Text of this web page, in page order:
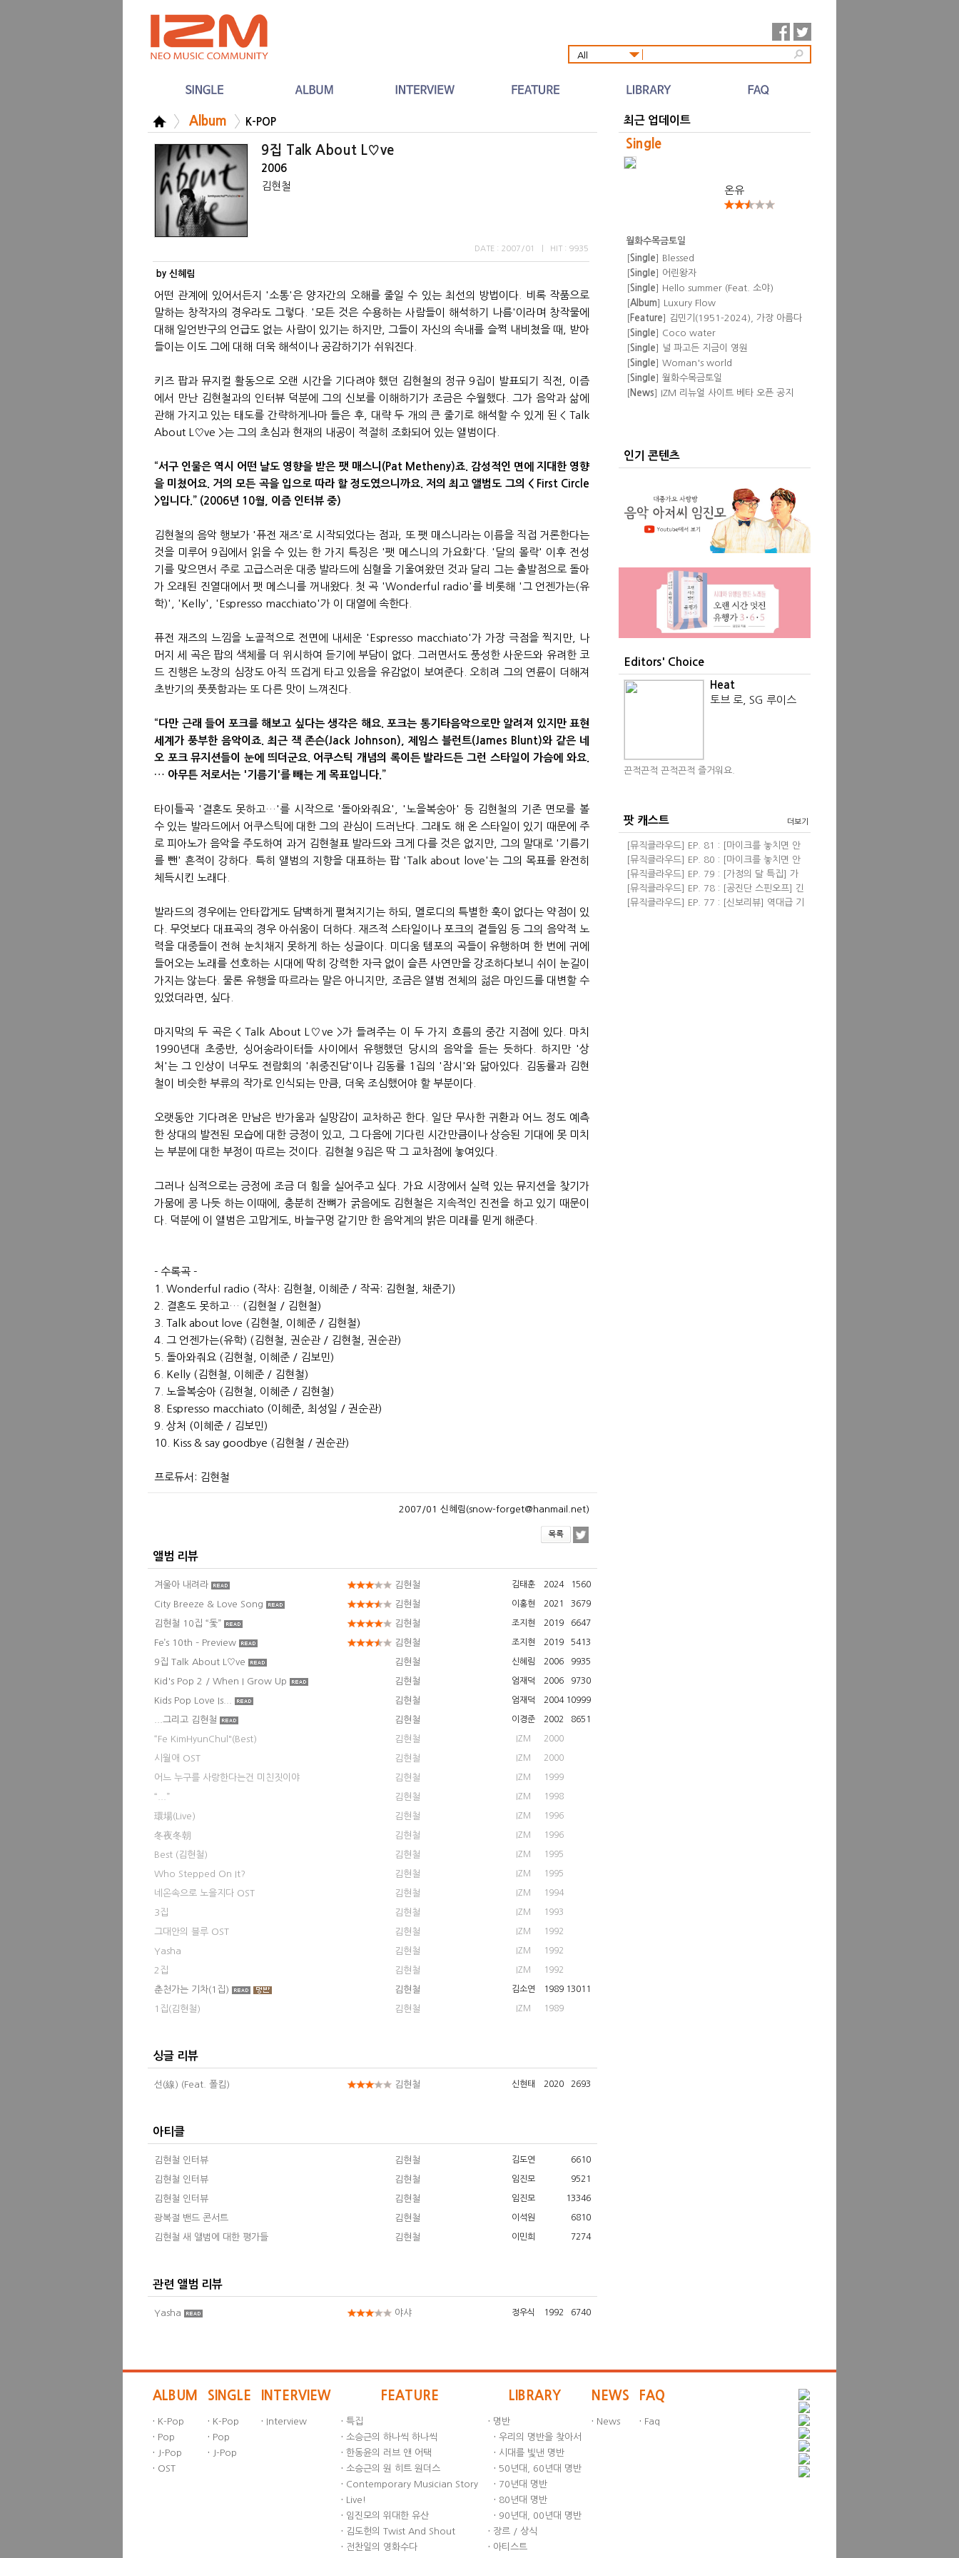
All
Album K-POP
9집 Talk About L♡ve
2006
김현철
DATE : 2007/01 HIT : 9935
by 신혜림
어떤 관계에 있어서든지 '소통'은 양자간의 오해를 줄일 수 있는 최선의 방법이다. 비록 작품으로
말하는 창작자의 경우라도 그렇다. '모든 것은 수용하는 사람들이 해석하기 나름'이라며 창작물에
대해 일언반구의 언급도 없는 사람이 있기는 하지만, 그들이 자신의 속내를 슬쩍 내비쳤을 때, 받아
들이는 이도 그에 대해 더욱 해석이나 공감하기가 쉬워진다.
키즈 팝과 뮤지컬 활동으로 오랜 시간을 기다려야 했던 김현철의 정규 9집이 발표되기 직전, 이즘
에서 만난 김현철과의 인터뷰 덕분에 그의 신보를 이해하기가 조금은 수월했다. 그가 음악과 삶에
관해 가지고 있는 태도를 간략하게나마 들은 후, 대략 두 개의 큰 줄기로 해석할 수 있게 된 < Talk
About L♡ve >는 그의 초심과 현재의 내공이 적절히 조화되어 있는 앨범이다.
“서구 인물은 역시 어떤 날도 영향을 받은 팻 매스니(Pat Metheny)죠. 감성적인 면에 지대한 영향
을 미쳤어요. 거의 모든 곡을 입으로 따라 할 정도였으니까요. 저의 최고 앨범도 그의 < First Circle
>입니다.” (2006년 10월, 이즘 인터뷰 중)
김현철의 음악 행보가 '퓨전 재즈'로 시작되었다는 점과, 또 팻 매스니라는 이름을 직접 거론한다는
것을 미루어 9집에서 읽을 수 있는 한 가지 특징은 '팻 메스니의 가요화'다. '달의 몰락' 이후 전성
기를 맞으면서 주로 고급스러운 대중 발라드에 심혈을 기울여왔던 것과 달리 그는 출발점으로 돌아
가 오래된 진열대에서 팻 메스니를 꺼내왔다. 첫 곡 'Wonderful radio'를 비롯해 '그 언젠가는(유
학)', 'Kelly', 'Espresso macchiato'가 이 대열에 속한다.
퓨전 재즈의 느낌을 노골적으로 전면에 내세운 'Espresso macchiato'가 가장 극점을 찍지만, 나
머지 세 곡은 팝의 색체를 더 위시하여 듣기에 부담이 없다. 그러면서도 풍성한 사운드와 유려한 코
드 진행은 노장의 심장도 아직 뜨겁게 타고 있음을 유감없이 보여준다. 오히려 그의 연륜이 더해져
초반기의 풋풋함과는 또 다른 맛이 느껴진다.
“다만 근래 들어 포크를 해보고 싶다는 생각은 해요. 포크는 통기타음악으로만 알려져 있지만 표현
세계가 풍부한 음악이죠. 최근 잭 존슨(Jack Johnson), 제임스 블런트(James Blunt)와 같은 네
오 포크 뮤지션들이 눈에 띄더군요. 어쿠스틱 개념의 록이든 발라드든 그런 스타일이 가슴에 와요.
… 아무튼 저로서는 '기름기'를 빼는 게 목표입니다.”
타이틀곡 '결혼도 못하고…'를 시작으로 '돌아와줘요', '노을복숭아' 등 김현철의 기존 면모를 볼
수 있는 발라드에서 어쿠스틱에 대한 그의 관심이 드러난다. 그래도 해 온 스타일이 있기 때문에 주
로 피아노가 음악을 주도하여 과거 김현철표 발라드와 크게 다를 것은 없지만, 그의 말대로 '기름기
를 뺀' 흔적이 강하다. 특히 앨범의 지향을 대표하는 팝 'Talk about love'는 그의 목표를 완전히
체득시킨 노래다.
발라드의 경우에는 안타깝게도 담백하게 펼쳐지기는 하되, 멜로디의 특별한 훅이 없다는 약점이 있
다. 무엇보다 대표곡의 경우 아쉬움이 더하다. 재즈적 스타일이나 포크의 곁들임 등 그의 음악적 노
력을 대중들이 전혀 눈치채지 못하게 하는 싱글이다. 미디움 템포의 곡들이 유행하며 한 번에 귀에
들어오는 노래를 선호하는 시대에 딱히 강력한 자극 없이 슬픈 사연만을 강조하다보니 쉬이 눈길이
가지는 않는다. 물론 유행을 따르라는 말은 아니지만, 조금은 앨범 전체의 젊은 마인드를 대변할 수
있었더라면, 싶다.
마지막의 두 곡은 < Talk About L♡ve >가 들려주는 이 두 가지 흐름의 중간 지점에 있다. 마치
1990년대 초중반, 싱어송라이터들 사이에서 유행했던 당시의 음악을 듣는 듯하다. 하지만 '상
처'는 그 인상이 너무도 전람회의 '취중진담'이나 김동률 1집의 '잠시'와 닮아있다. 김동률과 김현
철이 비슷한 부류의 작가로 인식되는 만큼, 더욱 조심했어야 할 부분이다.
오랫동안 기다려온 만남은 반가움과 실망감이 교차하곤 한다. 일단 무사한 귀환과 어느 정도 예측
한 상대의 발전된 모습에 대한 긍정이 있고, 그 다음에 기다린 시간만큼이나 상승된 기대에 못 미치
는 부분에 대한 부정이 따르는 것이다. 김현철 9집은 딱 그 교차점에 놓여있다.
그러나 심적으로는 긍정에 조금 더 힘을 실어주고 싶다. 가요 시장에서 실력 있는 뮤지션을 찾기가
가뭄에 콩 나듯 하는 이때에, 충분히 잔뼈가 굵음에도 김현철은 지속적인 진전을 하고 있기 때문이
다. 덕분에 이 앨범은 고맙게도, 바늘구멍 같기만 한 음악계의 밝은 미래를 믿게 해준다.
- 수록곡 -
1. Wonderful radio (작사: 김현철, 이혜준 / 작곡: 김현철, 채준기)
2. 결혼도 못하고… (김현철 / 김현철)
3. Talk about love (김현철, 이혜준 / 김현철)
4. 그 언젠가는(유학) (김현철, 권순관 / 김현철, 권순관)
5. 돌아와줘요 (김현철, 이혜준 / 김보민)
6. Kelly (김현철, 이혜준 / 김현철)
7. 노을복숭아 (김현철, 이혜준 / 김현철)
8. Espresso macchiato (이혜준, 최성일 / 권순관)
9. 상처 (이혜준 / 김보민)
10. Kiss & say goodbye (김현철 / 권순관)
프로듀서: 김현철
2007/01 신혜림(snow-forget@hanmail.net)
앨범 리뷰
겨울아 내려라 김현철 김태훈 2024 1560
City Breeze & Love Song 김현철 이홍현 2021 3679
김현철 10집 “돛” 김현철 조지현 2019 6647
Fe’s 10th – Preview 김현철 조지현 2019 5413
9집 Talk About L♡ve 김현철 신혜림 2006 9935
Kid's Pop 2 / When I Grow Up 김현철 엄재덕 2006 9730
Kids Pop Love Is... 김현철 엄재덕 2004 10999
...그리고 김현철 김현철 이경준 2002 8651
“Fe KimHyunChul"(Best) 김현철 IZM 2000
시월애 OST 김현철 IZM 2000
어느 누구를 사랑한다는건 미친짓이야 김현철 IZM 1999
“...” 김현철 IZM 1998
環場(Live) 김현철 IZM 1996
冬夜冬朝 김현철 IZM 1996
Best (김현철) 김현철 IZM 1995
Who Stepped On It? 김현철 IZM 1995
네온속으로 노을지다 OST 김현철 IZM 1994
3집 김현철 IZM 1993
그대안의 블루 OST 김현철 IZM 1992
Yasha 김현철 IZM 1992
2집 김현철 IZM 1992
춘천가는 기차(1집) 김현철 김소연 1989 13011
1집(김현철) 김현철 IZM 1989
싱글 리뷰
선(線) (Feat. 폴킴) 김현철 신현태 2020 2693
아티클
김현철 인터뷰 김현철 김도연 6610
김현철 인터뷰 김현철 임진모 9521
김현철 인터뷰 김현철 임진모 13346
광복절 밴드 콘서트 김현철 이석원 6810
김현철 새 앨범에 대한 평가들 김현철 이민희 7274
관련 앨범 리뷰
Yasha 야샤 정우식 1992 6740
최근 업데이트
Single
온유
월화수목금토일
[Single] Blessed
[Single] 어린왕자
[Single] Hello summer (Feat. 소야)
[Album ] Luxury Flow
[Feature
] 김민기(1951-2024), 가장 아름다
운 뒷것
[Single] Coco water
[Single] 널 파고든 지금이 영원
[Single] Woman's world
[Single] 월화수목금토일
[News] IZM 리뉴얼 사이트 베타 오픈 공지
[Album
] Pump
[ Single] Show pony
인기 콘텐츠
Editors' Choice
Heat
토브 로, SG 루이스
끈적끈적 끈적끈적 즐거워요.
팟 캐스트 더보기
[뮤직클라우드] EP. 81 : [마이크를 놓치면 안
돼!] 영화음악 <프리실라> with 한성현, 염동
교 필자
[뮤직클라우드] EP. 80 : [마이크를 놓치면 안
돼!] 신보 리뷰 wi...
[뮤직클라우드] EP. 79 : [가정의 달 특집] 가
족과 관련된 음악들 &...
[뮤직클라우드] EP. 78 : [공진단 스핀오프] 긴
급 진단! 2024 뮤...
[뮤직클라우드] EP. 77 : [신보리뷰] 역대급 기
ALBUM
· K-Pop
· Pop
· J-Pop
· OST
SINGLE
· K-Pop
· Pop
· J-Pop
INTERVIEW
· Interview
FEATURE
· 특집
· 소승근의 하나씩 하나씩
· 한동윤의 러브 앤 어택
· 소승근의 원 히트 원더스
· Contemporary Musician Story
· Live!
· 임진모의 위대한 유산
· 김도헌의 Twist And Shout
· 전찬일의 영화수다
LIBRARY
· 명반
· 우리의 명반을 찾아서
· 시대를 빛낸 명반
· 50년대, 60년대 명반
· 70년대 명반
· 80년대 명반
· 90년대, 00년대 명반
· 장르 / 상식
· 아티스트
NEWS
· News
FAQ
· Faq